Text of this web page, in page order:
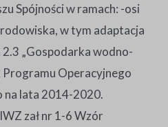
Spójności w ramach: -osi
w tym adaptacja
2.3 „Gospodarka wodno-
Programu Operacyjnego
lata 2014-2020.
zał nr 1-6 Wzór